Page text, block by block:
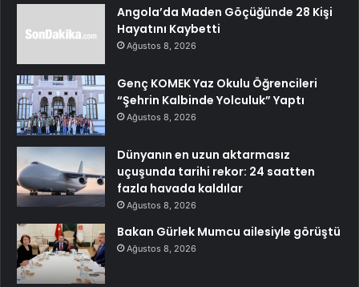
Angola’da Maden Göçüğünde 28 Kişi
Hayatını Kaybetti
Ağustos 8, 2026
Genç KOMEK Yaz Okulu Öğrencileri
“Şehrin Kalbinde Yolculuk” Yaptı
Ağustos 8, 2026
Dünyanın en uzun aktarmasız
uçuşunda tarihi rekor: 24 saatten
fazla havada kaldılar
Ağustos 8, 2026
Bakan Gürlek Mumcu ailesiyle görüştü
Ağustos 8, 2026